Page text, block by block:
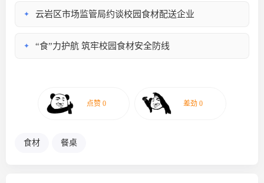
✦ 云岩区市场监管局约谈校园食材配送企业
✦ “食”力护航 筑牢校园食材安全防线
食材 餐桌